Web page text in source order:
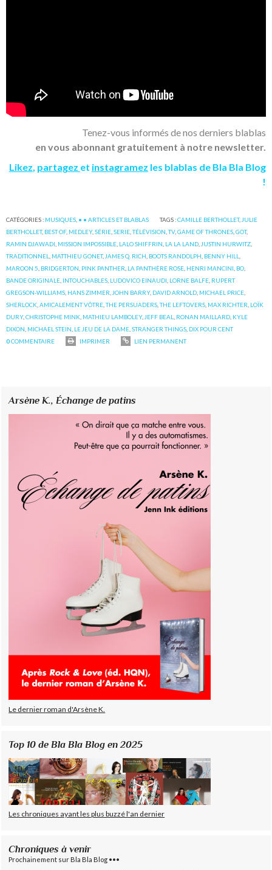
Tenez-vous informés de nos derniers blablas
en vous abonnant gratuitement à notre newsletter.
Likez partagez et instagramez les blablas de Bla Bla Blog
!
CATÉGORIES : MUSIQUES • • ARTICLES ET BLABLAS TAGS :CAMILLE BERTHOLLET, JULIE
BERTHOLLET, BEST OF, MEDLEY,SÉRIE ,SERIE ,TÉLÉVISION ,TV,GAME OF THRONES ,GOT,
RAMIN DJAWADI MISSION IMPOSSIBLE LALO SHIFFRIN LA LA LAND JUSTIN HURWITZ
TRADITIONNEL
MATTHIEU GONET, JAMES Q. RICH BOOTS RANDOLPH BENNY HILL
MAROON 5 BRIDGERTON PINK PANTHER LA PANTHÈRE ROSE HENRI MANCINI BO
BANDE ORIGINALE INTOUCHABLES LUDOVICO EINAUDI LORNE BALFE RUPERT
GREGSON-WILLIAMS HANS ZIMMER JOHN BARRY, DAVID ARNOLD MICHAEL PRICE
SHERLOCK ,AMICALEMENT VÔTRE ,THE PERSUADERS ,THE LEFTOVERS MAX RICHTER LOÏK
DURY,CHRISTOPHE MINK MATHIEU LAMBOLEY, JEFF BEAL RONAN MAILLARD KYLE
DIXON MICHAEL STEIN LE JEU DE LA DAME ,STRANGER THINGS DIX POUR CENT
0COMMENTAIRE IMPRIMER LIEN PERMANENT
Arsène K.,Échange de patins
Le dernier roman d'Arsène K.
Top 10 de Bla Bla Blog en 2025
Les chroniques ayant les plus buzzé l'an dernier
Chroniques à venir
Prochainement sur Bla Bla Blog •••